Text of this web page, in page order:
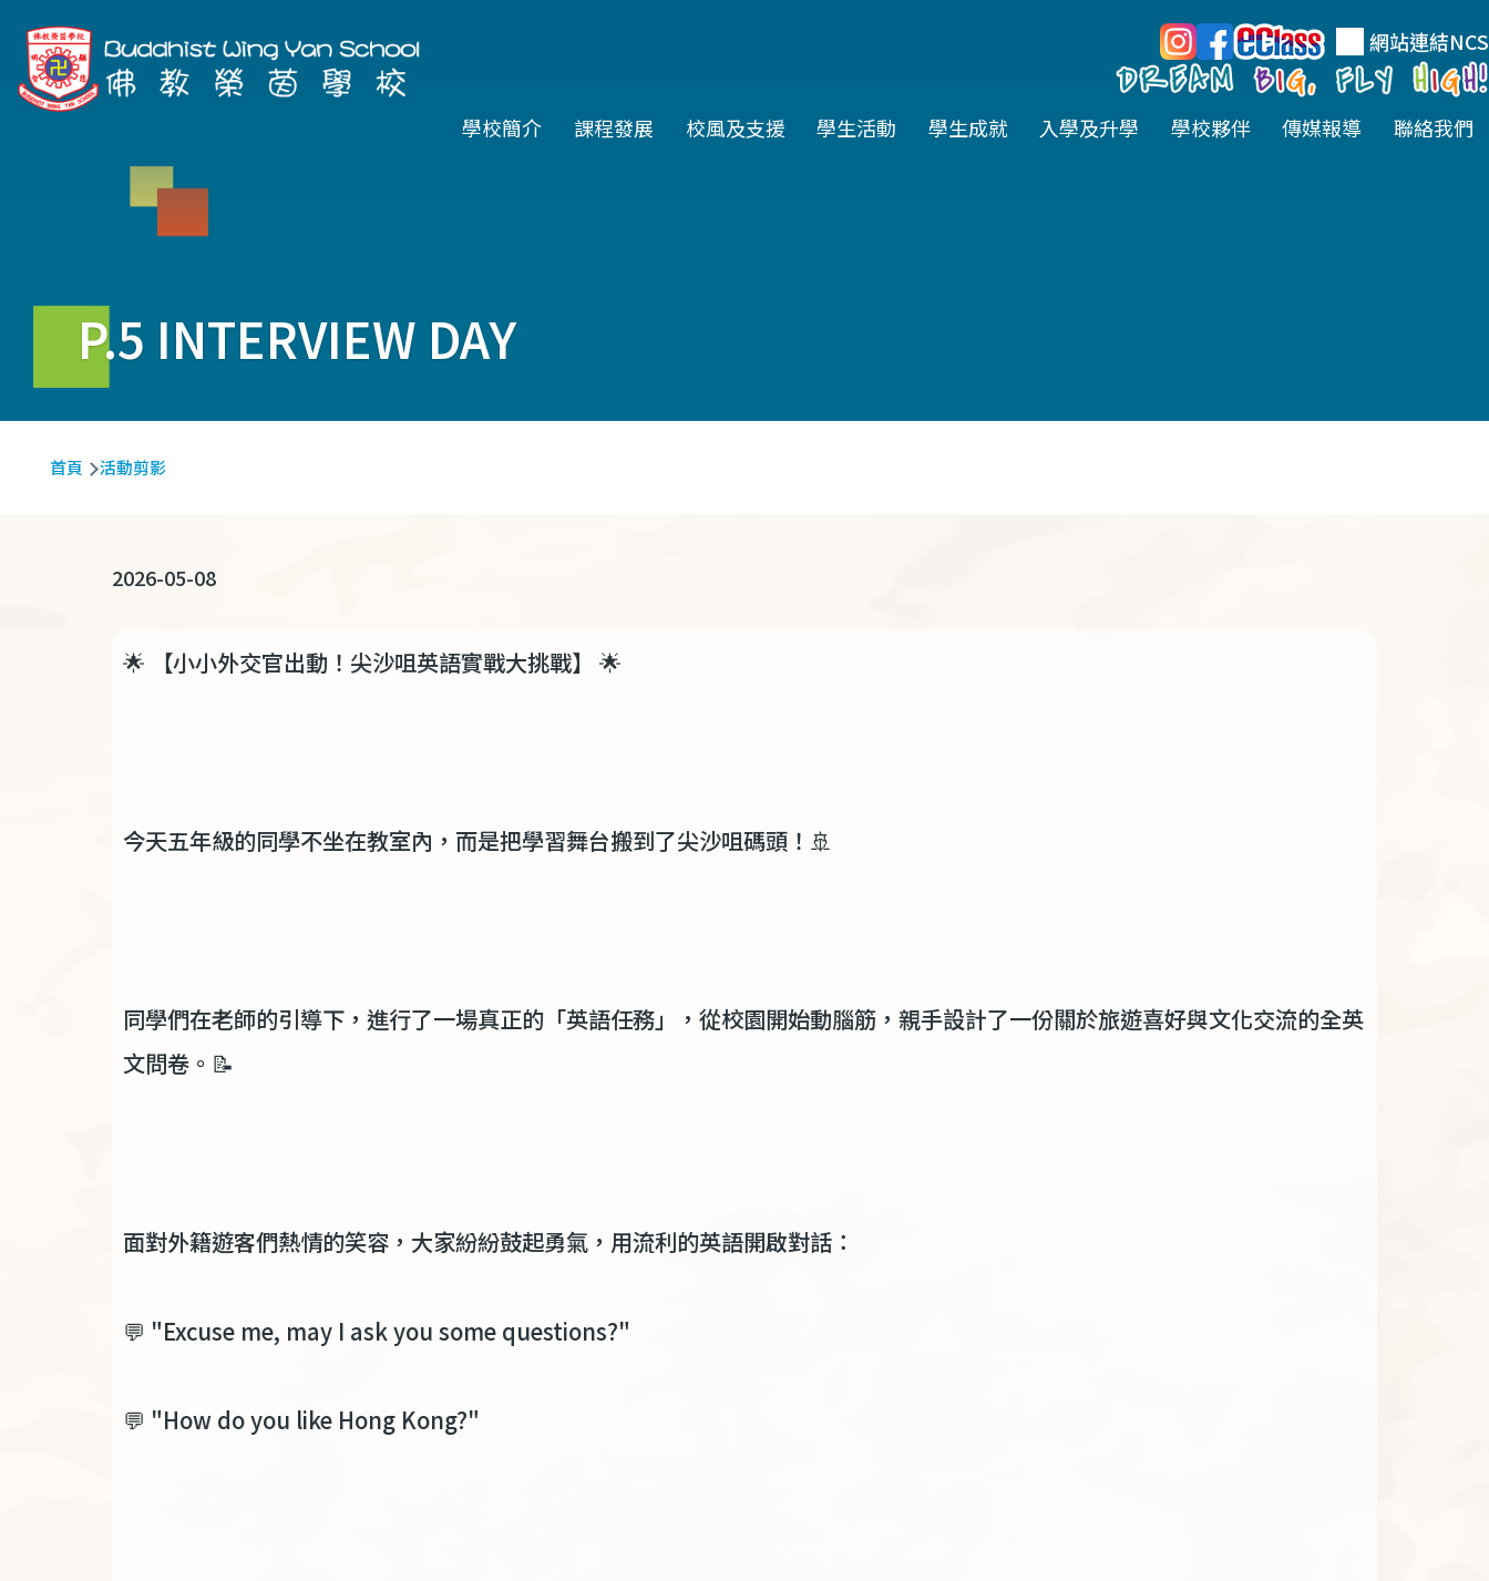
移至主內容
網站連結NCS
Main
學校簡介 課程發展 校風及支援 學生活動 學生成就 入學及升學 學校夥伴 傳媒報導 聯絡我們
P.5 INTERVIEW DAY
航
首頁 活動剪影
2026-05-08
🌟 【小小外交官出動！尖沙咀英語實戰大挑戰】 🌟
今天五年級的同學不坐在教室內，而是把學習舞台搬到了尖沙咀碼頭！ 🚢
同學們在老師的引導下，進行了一場真正的「英語任務」，從校園開始動腦筋，親手設計了一份關於旅遊喜好與文化交流的全英
文問卷。 📝
面對外籍遊客們熱情的笑容，大家紛紛鼓起勇氣，用流利的英語開啟對話：
💬 "Excuse me, may I ask you some questions?"
💬 "How do you like Hong Kong?"